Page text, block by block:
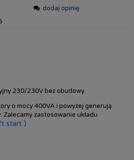
dodaj opinię
230/230V bez obudowy.
o mocy 400VA i powyżej generują
Zalecamy zastosowanie układu
start )